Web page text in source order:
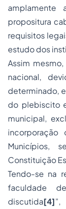
amplamente
propositura
requisitos
estudo dos
Assim
nacional,
determinado,
do plebiscito
municipal,
incorporação
Municípios,
Constituição
Tendo-se na
faculdade
discutida[4]”,